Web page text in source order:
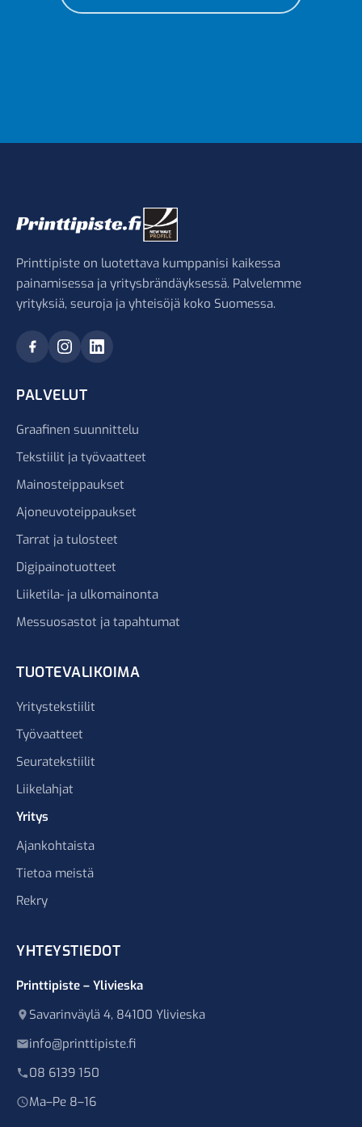
Printtipiste on luotettava kumppanisi kaikessa
painamisessa ja yritysbrändäyksessä. Palvelemme
yrityksiä, seuroja ja yhteisöjä koko Suomessa.
PALVELUT
Graafinen suunnittelu
Tekstiilit ja työvaatteet
Mainosteippaukset
Ajoneuvoteippaukset
Tarrat ja tulosteet
Digipainotuotteet
Liiketila- ja ulkomainonta
Messuosastot ja tapahtumat
TUOTEVALIKOIMA
Yritystekstiilit
Työvaatteet
Seuratekstiilit
Liikelahjat
Yritys
Ajankohtaista
Tietoa meistä
Rekry
YHTEYSTIEDOT
Printtipiste – Ylivieska
Savarinväylä 4, 84100 Ylivieska
info@printtipiste.fi
08 6139 150
Ma–Pe 8–16